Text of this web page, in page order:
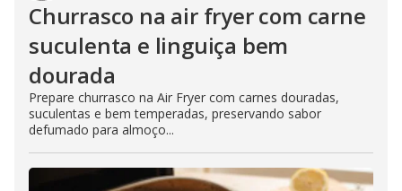
Churrasco na air fryer com carne
suculenta e linguiça bem
dourada
Prepare churrasco na Air Fryer com carnes douradas,
suculentas e bem temperadas, preservando sabor
defumado para almoço...